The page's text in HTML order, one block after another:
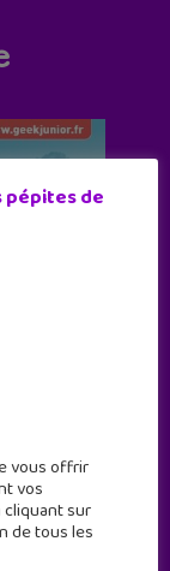
pépites de
vous offrir
vos
sur
de tous les